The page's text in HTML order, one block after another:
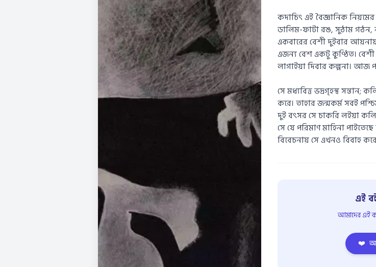
কদাচিৎ এই বৈজ্ঞানিক
ডালিম-ফাটা রঙ, সুঠাম গঠন,
একবারের বেশী দুইবার
এজন্য বেশ একটু কুণ্ঠিত।
লাগাইয়া দিবার কল্পনা। আজ
সে মধ্যবিত্ত ভদ্রগৃহস্থ সন্তান;
করে। তাহার জন্মকর্ম সবই
দুই বৎসর সে চাকরি লইয়া
সে যে পরিমাণ মাহিনা
বিবেচনায় সে এখনও বিবাহ
এই
আমাদের এই
❤️